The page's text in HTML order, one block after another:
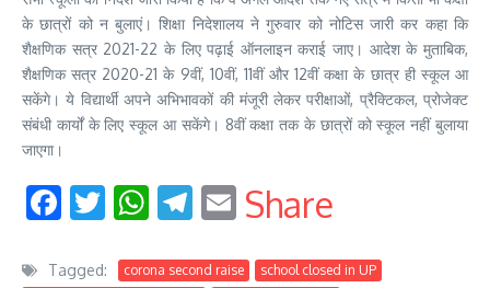
के छात्रों को न बुलाएं। शिक्षा निदेशालय ने गुरुवार को नोटिस जारी कर कहा कि
शैक्षणिक सत्र 2021-22 के लिए पढ़ाई ऑनलाइन कराई जाए। आदेश के मुताबिक,
शैक्षणिक सत्र 2020-21 के 9वीं, 10वीं, 11वीं और 12वीं कक्षा के छात्र ही स्कूल आ
सकेंगे। ये विद्यार्थी अपने अभिभावकों की मंजूरी लेकर परीक्षाओं, प्रैक्टिकल, प्रोजेक्ट
संबंधी कार्यों के लिए स्कूल आ सकेंगे। 8वीं कक्षा तक के छात्रों को स्कूल नहीं बुलाया
जाएगा।
Facebook
Twitter
WhatsApp
Telegram
Email
Share
Tagged: corona second raise
school closed in UP